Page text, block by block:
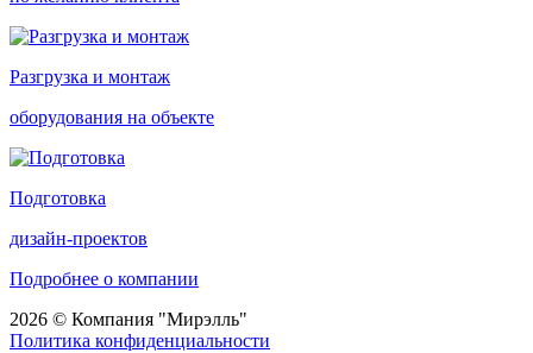
Разгрузка и монтаж
оборудования на объекте
Подготовка
дизайн-проектов
Подробнее о компании
2026 © Компания "Мирэлль"
Политика конфиденциальности